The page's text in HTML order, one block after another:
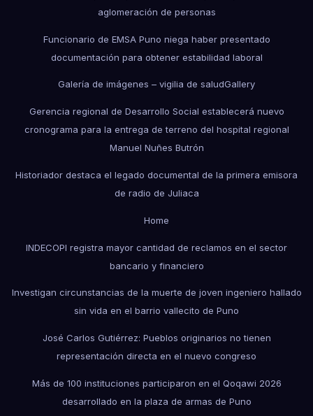
aglomeración de personas
Funcionario de EMSA Puno niega haber presentado
documentación para obtener estabilidad laboral
Galería de imágenes – vigilia de saludGallery
Gerencia regional de Desarrollo Social establecerá nuevo
cronograma para la entrega de terreno del hospital regional
Manuel Nuñes Butrón
Historiador destaca el legado documental de la primera emisora
de radio de Juliaca
Home
INDECOPI registra mayor cantidad de reclamos en el sector
bancario y financiero
Investigan circunstancias de la muerte de joven ingeniero hallado
sin vida en el barrio vallecito de Puno
José Carlos Gutiérrez: Pueblos originarios no tienen
representación directa en el nuevo congreso
Más de 100 instituciones participaron en el Qoqawi 2026
desarrollado en la plaza de armas de Puno